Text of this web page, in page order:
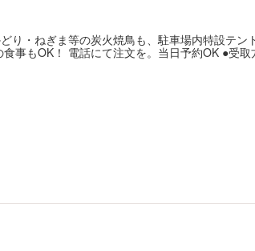
り・ねぎま等の炭火焼鳥も、駐車場内特設テン
事もOK！ 電話にて注文を。当日予約OK ●受取